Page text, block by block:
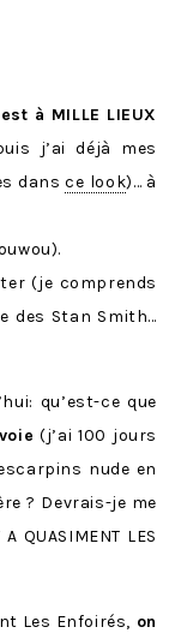
à MILLE LIEUX
j’ai déjà mes
dansce look)… à
(je comprends
des Stan Smith…
qu’est-ce que
(j’ai 100 jours
nude en
? Devrais-je me
QUASIMENT LES
Les Enfoirés, on